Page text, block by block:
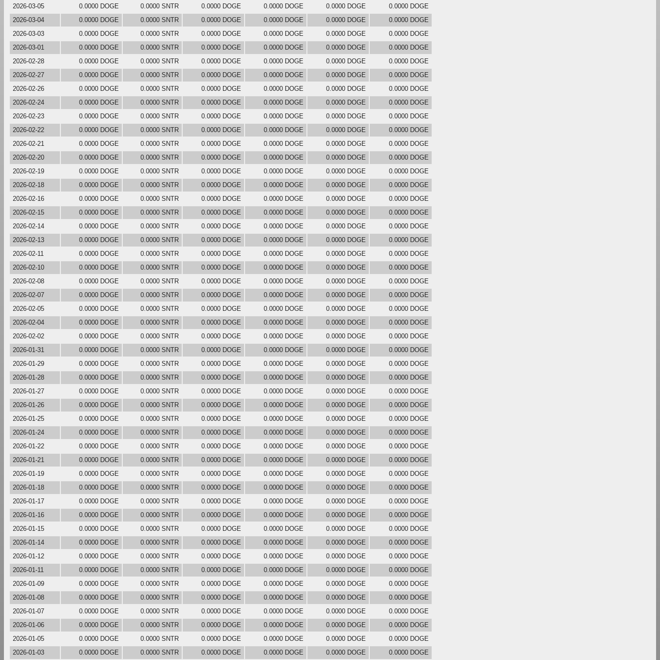
2026-03-05
0.0000 DOGE 0.0000 SNTR 0.0000 DOGE 0.0000 DOGE 0.0000 DOGE
0.0000 DOGE
2026-03-04
0.0000 DOGE 0.0000 SNTR 0.0000 DOGE 0.0000 DOGE 0.0000 DOGE
0.0000 DOGE
2026-03-03
0.0000 DOGE 0.0000 SNTR 0.0000 DOGE 0.0000 DOGE 0.0000 DOGE
0.0000 DOGE
2026-03-01
0.0000 DOGE 0.0000 SNTR 0.0000 DOGE 0.0000 DOGE 0.0000 DOGE
0.0000 DOGE
2026-02-28
0.0000 DOGE 0.0000 SNTR 0.0000 DOGE 0.0000 DOGE 0.0000 DOGE
0.0000 DOGE
2026-02-27
0.0000 DOGE 0.0000 SNTR 0.0000 DOGE 0.0000 DOGE 0.0000 DOGE
0.0000 DOGE
2026-02-26
0.0000 DOGE 0.0000 SNTR 0.0000 DOGE 0.0000 DOGE 0.0000 DOGE
0.0000 DOGE
2026-02-24
0.0000 DOGE 0.0000 SNTR 0.0000 DOGE 0.0000 DOGE 0.0000 DOGE
0.0000 DOGE
2026-02-23
0.0000 DOGE 0.0000 SNTR 0.0000 DOGE 0.0000 DOGE 0.0000 DOGE
0.0000 DOGE
2026-02-22
0.0000 DOGE 0.0000 SNTR 0.0000 DOGE 0.0000 DOGE 0.0000 DOGE
0.0000 DOGE
2026-02-21
0.0000 DOGE 0.0000 SNTR 0.0000 DOGE 0.0000 DOGE 0.0000 DOGE
0.0000 DOGE
2026-02-20
0.0000 DOGE 0.0000 SNTR 0.0000 DOGE 0.0000 DOGE 0.0000 DOGE
0.0000 DOGE
2026-02-19
0.0000 DOGE 0.0000 SNTR 0.0000 DOGE 0.0000 DOGE 0.0000 DOGE
0.0000 DOGE
2026-02-18
0.0000 DOGE 0.0000 SNTR 0.0000 DOGE 0.0000 DOGE 0.0000 DOGE
0.0000 DOGE
2026-02-16
0.0000 DOGE 0.0000 SNTR 0.0000 DOGE 0.0000 DOGE 0.0000 DOGE
0.0000 DOGE
2026-02-15
0.0000 DOGE 0.0000 SNTR 0.0000 DOGE 0.0000 DOGE 0.0000 DOGE
0.0000 DOGE
2026-02-14
0.0000 DOGE 0.0000 SNTR 0.0000 DOGE 0.0000 DOGE 0.0000 DOGE
0.0000 DOGE
2026-02-13
0.0000 DOGE 0.0000 SNTR 0.0000 DOGE 0.0000 DOGE 0.0000 DOGE
0.0000 DOGE
2026-02-11
0.0000 DOGE 0.0000 SNTR 0.0000 DOGE 0.0000 DOGE 0.0000 DOGE
0.0000 DOGE
2026-02-10
0.0000 DOGE 0.0000 SNTR 0.0000 DOGE 0.0000 DOGE 0.0000 DOGE
0.0000 DOGE
2026-02-08
0.0000 DOGE 0.0000 SNTR 0.0000 DOGE 0.0000 DOGE 0.0000 DOGE
0.0000 DOGE
2026-02-07
0.0000 DOGE 0.0000 SNTR 0.0000 DOGE 0.0000 DOGE 0.0000 DOGE
0.0000 DOGE
2026-02-05
0.0000 DOGE 0.0000 SNTR 0.0000 DOGE 0.0000 DOGE 0.0000 DOGE
0.0000 DOGE
2026-02-04
0.0000 DOGE 0.0000 SNTR 0.0000 DOGE 0.0000 DOGE 0.0000 DOGE
0.0000 DOGE
2026-02-02
0.0000 DOGE 0.0000 SNTR 0.0000 DOGE 0.0000 DOGE 0.0000 DOGE
0.0000 DOGE
2026-01-31
0.0000 DOGE 0.0000 SNTR 0.0000 DOGE 0.0000 DOGE 0.0000 DOGE
0.0000 DOGE
2026-01-29
0.0000 DOGE 0.0000 SNTR 0.0000 DOGE 0.0000 DOGE 0.0000 DOGE
0.0000 DOGE
2026-01-28
0.0000 DOGE 0.0000 SNTR 0.0000 DOGE 0.0000 DOGE 0.0000 DOGE
0.0000 DOGE
2026-01-27
0.0000 DOGE 0.0000 SNTR 0.0000 DOGE 0.0000 DOGE 0.0000 DOGE
0.0000 DOGE
2026-01-26
0.0000 DOGE 0.0000 SNTR 0.0000 DOGE 0.0000 DOGE 0.0000 DOGE
0.0000 DOGE
2026-01-25
0.0000 DOGE 0.0000 SNTR 0.0000 DOGE 0.0000 DOGE 0.0000 DOGE
0.0000 DOGE
2026-01-24
0.0000 DOGE 0.0000 SNTR 0.0000 DOGE 0.0000 DOGE 0.0000 DOGE
0.0000 DOGE
2026-01-22
0.0000 DOGE 0.0000 SNTR 0.0000 DOGE 0.0000 DOGE 0.0000 DOGE
0.0000 DOGE
2026-01-21
0.0000 DOGE 0.0000 SNTR 0.0000 DOGE 0.0000 DOGE 0.0000 DOGE
0.0000 DOGE
2026-01-19
0.0000 DOGE 0.0000 SNTR 0.0000 DOGE 0.0000 DOGE 0.0000 DOGE
0.0000 DOGE
2026-01-18
0.0000 DOGE 0.0000 SNTR 0.0000 DOGE 0.0000 DOGE 0.0000 DOGE
0.0000 DOGE
2026-01-17
0.0000 DOGE 0.0000 SNTR 0.0000 DOGE 0.0000 DOGE 0.0000 DOGE
0.0000 DOGE
2026-01-16
0.0000 DOGE 0.0000 SNTR 0.0000 DOGE 0.0000 DOGE 0.0000 DOGE
0.0000 DOGE
2026-01-15
0.0000 DOGE 0.0000 SNTR 0.0000 DOGE 0.0000 DOGE 0.0000 DOGE
0.0000 DOGE
2026-01-14
0.0000 DOGE 0.0000 SNTR 0.0000 DOGE 0.0000 DOGE 0.0000 DOGE
0.0000 DOGE
2026-01-12
0.0000 DOGE 0.0000 SNTR 0.0000 DOGE 0.0000 DOGE 0.0000 DOGE
0.0000 DOGE
2026-01-11
0.0000 DOGE 0.0000 SNTR 0.0000 DOGE 0.0000 DOGE 0.0000 DOGE
0.0000 DOGE
2026-01-09
0.0000 DOGE 0.0000 SNTR 0.0000 DOGE 0.0000 DOGE 0.0000 DOGE
0.0000 DOGE
2026-01-08
0.0000 DOGE 0.0000 SNTR 0.0000 DOGE 0.0000 DOGE 0.0000 DOGE
0.0000 DOGE
2026-01-07
0.0000 DOGE 0.0000 SNTR 0.0000 DOGE 0.0000 DOGE 0.0000 DOGE
0.0000 DOGE
2026-01-06
0.0000 DOGE 0.0000 SNTR 0.0000 DOGE 0.0000 DOGE 0.0000 DOGE
0.0000 DOGE
2026-01-05
0.0000 DOGE 0.0000 SNTR 0.0000 DOGE 0.0000 DOGE 0.0000 DOGE
0.0000 DOGE
2026-01-03
0.0000 DOGE 0.0000 SNTR 0.0000 DOGE 0.0000 DOGE 0.0000 DOGE 0.0000 DOGE